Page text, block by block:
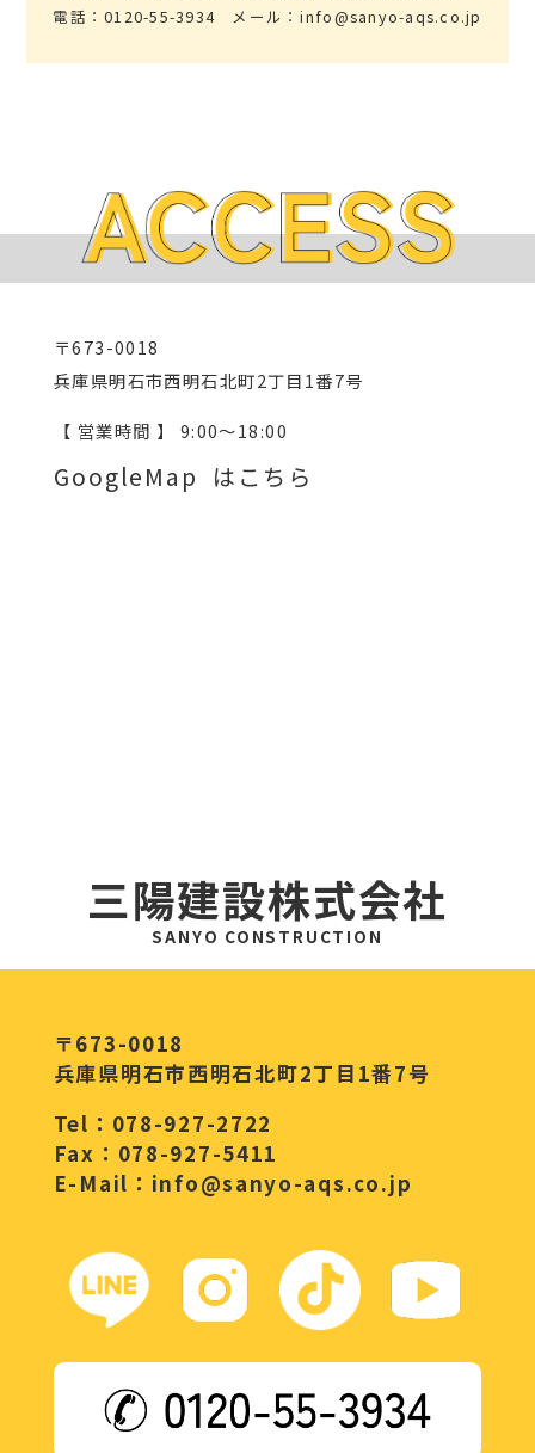
電話：0120-55-3934 メール：info@sanyo-aqs.co.jp
〒673-0018
兵庫県明石市西明石北町2丁目1番7号
【 営業時間 】 9:00～18:00
GoogleMap はこちら
三陽建設株式会社
SANYO CONSTRUCTION
〒673-0018
兵庫県明石市西明石北町2丁目1番7号
Tel：078-927-2722
Fax：078-927-5411
E-Mail：info@sanyo-aqs.co.jp